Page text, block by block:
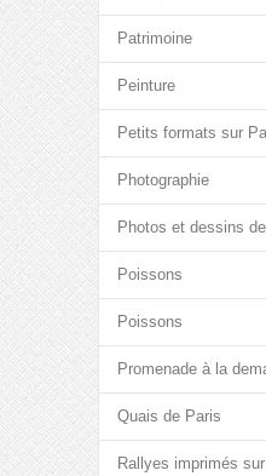
Patrimoine
Peinture
Petits formats sur
Photographie
Photos et dessins
Poissons
Poissons
Promenade à la
Quais de Paris
Rallyes imprimés